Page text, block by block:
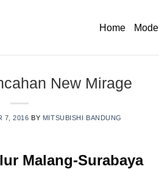
Home Model
New Mirage
7, 2016 BY MITSUBISHI BANDUNG
Malang-Surabaya